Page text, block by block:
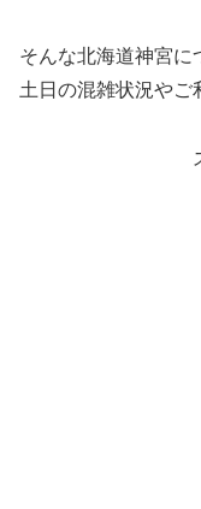
そんな北海道神宮に
土日の混雑状況やご